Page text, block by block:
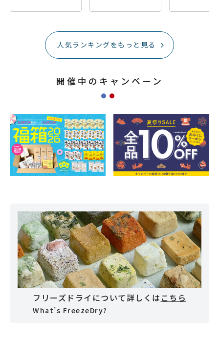
人気ランキングをもっと見る
開催中のキャンペーン
フリーズドライについて詳しくは こちら
What’s FreezeDry?